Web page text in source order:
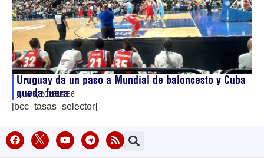
Uruguay da un paso a Mundial de baloncesto y Cuba
queda fuera
julio 5, 202619:56
[bcc_tasas_selector]